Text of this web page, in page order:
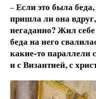
–Если это была
пришла ли она
негаданно? Жил
беда на него
какие-то параллели
и с Византией, с